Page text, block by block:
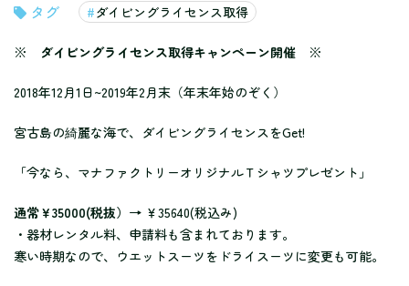
ダイビングライセンス取得
※ ダイビングライセンス取得キャンペーン開催 ※
2018年12月1日~2019年2月末（年末年始のぞく）
宮古島の綺麗な海で、ダイビングライセンスをGet!
「今なら、マナファクトリーオリジナルＴシャツプレゼント」
通常￥35000(税抜）→ ￥35640(税込み)
・器材レンタル料、申請料も含まれております。
寒い時期なので、ウエットスーツをドライスーツに変更も可能。